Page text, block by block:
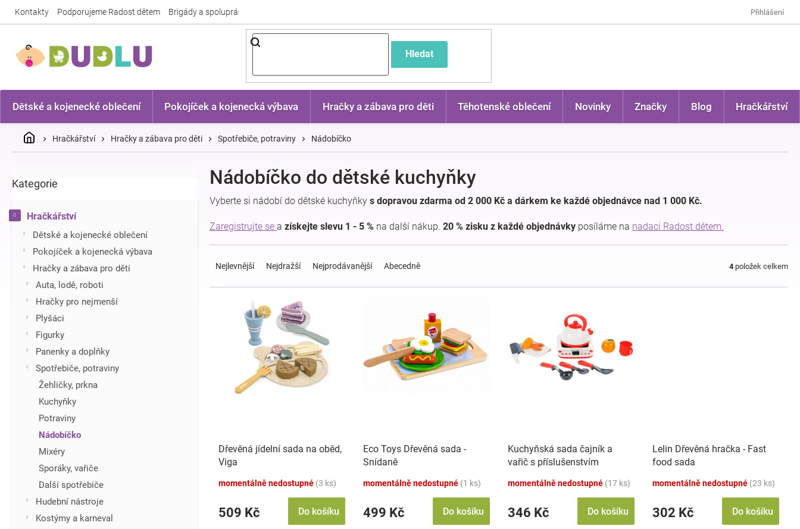
Kontakty Podporujeme Radost dětem Brigády a spolupráce Přihlášení
Hledat
Dětské a kojenecké oblečení Pokojíček a kojenecká výbava Hračky a zábava pro děti Těhotenské oblečení Novinky Značky Blog Hračkářství
DomůHračkářství Hračky a zábava pro děti Spotřebiče, potraviny Nádobíčko
o
t
r
Přeskočit
Kategorie
Hračkářství
Dětské a kojenecké oblečení
Pokojíček a kojenecká výbava
Hračky a zábava pro děti
Auta, lodě, roboti
Hračky pro nejmenší
Plyšáci
Figurky
Panenky a doplňky
Spotřebiče, potraviny
Žehličky, prkna
Kuchyňky
Potraviny
Nádobíčko
Mixéry
Sporáky, vařiče
Další spotřebiče
Hudební nástroje
Kostýmy a karneval
Nádobíčko do dětské kuchyňky
Vyberte si nádobí do dětské kuchyňky s dopravou zdarma od 2 000 Kč a dárkem ke každé objednávce nad 1 000 Kč.
Zaregistrujte se a získejte slevu 1 - 5 % na další nákup. 20 % zisku z každé objednávky posíláme na nadaci Radost dětem.
e
Nejlevnější Nejdražší Nejprodávanější Abecedně 4položek celkem
Dřevěná jídelní sada na oběd,
Viga
momentálně nedostupné (3 ks)
509 Kč Do košíku
Eco Toys Dřevěná sada -
Snídaně
momentálně nedostupné (1 ks)
499 Kč Do košíku
Kuchyňská sada čajník a
vařič s příslušenstvím
momentálně nedostupné (17 ks)
346 Kč Do košíku
Lelin Dřevěná hračka - Fast
food sada
momentálně nedostupné (23 ks)
302 Kč Do košíku